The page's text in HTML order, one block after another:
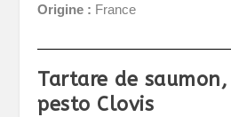
Origine : France
Tartare de
pesto Clovis